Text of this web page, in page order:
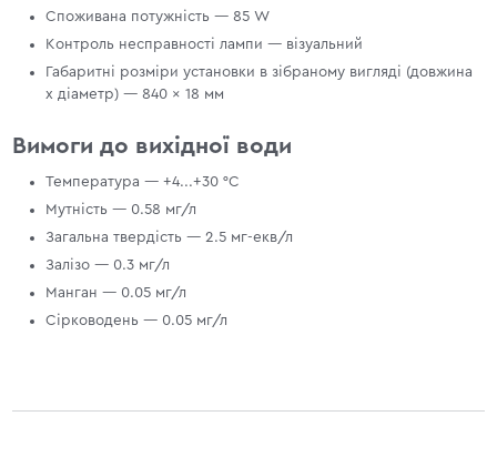
Споживана потужність — 85 W
Контроль несправності лампи — візуальний
Габаритні розміри установки в зібраному вигляді (довжина
х діаметр) — 840 × 18 мм
Вимоги до вихідної води
Температура — +4...+30 °С
Мутність — 0.58 мг/л
Загальна твердість — 2.5 мг-екв/л
Залізо — 0.3 мг/л
Манган — 0.05 мг/л
Сірководень — 0.05 мг/л